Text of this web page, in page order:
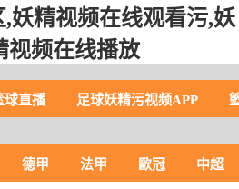
妖精视频在线观看污,妖
视频在线播放
球直播 足球妖精污视频APP
德甲 法甲 歐冠 中超